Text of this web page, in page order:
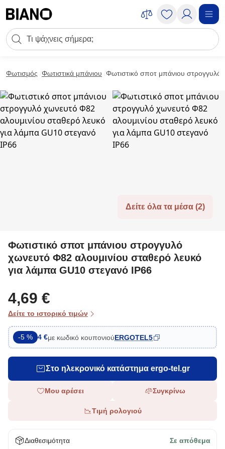
Πεδίο αναζήτησης
Φωτισμός Φωτιστικά μπάνιου Φωτιστικό σποτ μπάνιου στρογγυλό
Δείτε όλα τα μέσα (2)
Φωτιστικό σποτ μπάνιου στρογγυλό
χωνευτό Φ82 αλουμινίου σταθερό λευκό
για λάμπα GU10 στεγανό IP66
4,69 €
Δείτε το ιστορικό τιμών
-5 % 4 €με κωδικό κουπονιούERGOTEL5
Στο ηλεκρονικό κατάστημα ergo-tel.gr
Μου αρέσει Συγκρίνω
Τιμή ρολογιού
Διαθεσιμότητα Σε απόθεμα